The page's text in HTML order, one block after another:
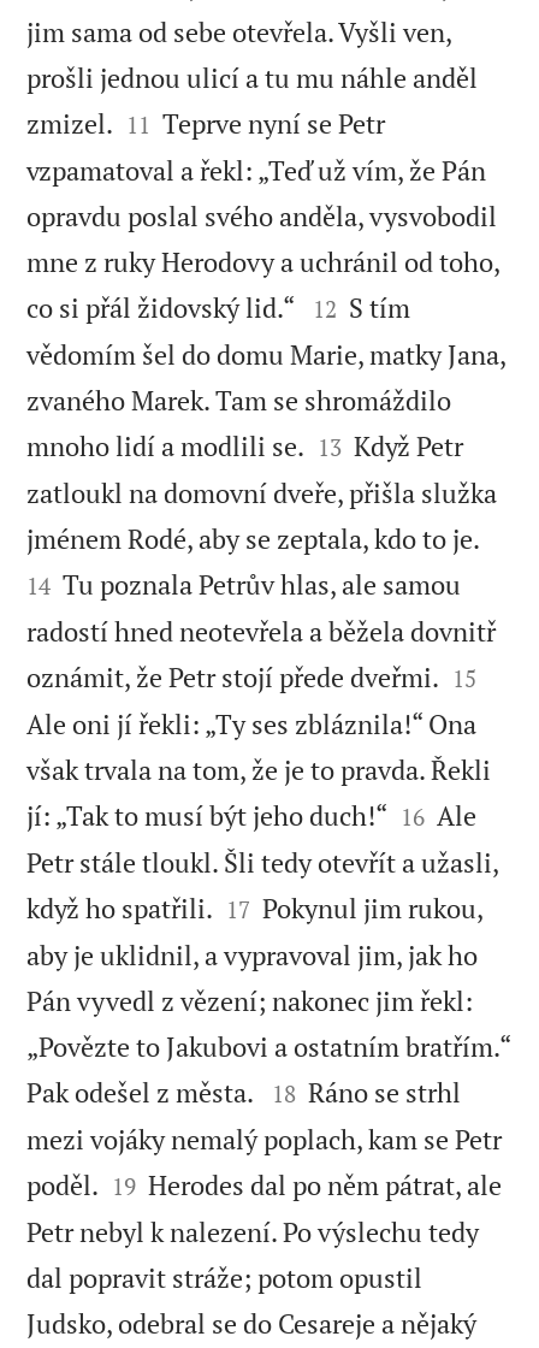
jim sama od sebe otevřela. Vyšli ven,
prošli jednou ulicí a tu mu náhle anděl
zmizel. 

11 Teprve nyní se Petr
vzpamatoval a řekl: „Teď už vím, že Pán
opravdu poslal svého anděla, vysvobodil
mne z ruky Herodovy a uchránil od toho,
co si přál židovský lid.“


12 S tím
vědomím šel do domu Marie, matky Jana,
zvaného Marek. Tam se shromáždilo
mnoho lidí a modlili se. 

13 Když Petr
zatloukl na domovní dveře, přišla služka
jménem Rodé, aby se zeptala, kdo to je.
14 Tu poznala Petrův hlas, ale samou
radostí hned neotevřela a běžela dovnitř
oznámit, že Petr stojí přede dveřmi. 

15
Ale oni jí řekli: „Ty ses zbláznila!“ Ona
však trvala na tom, že je to pravda. Řekli
jí: „Tak to musí být jeho duch!“ 

16 Ale
Petr stále tloukl. Šli tedy otevřít a užasli,
když ho spatřili. 

17 Pokynul jim rukou,
aby je uklidnil, a vypravoval jim, jak ho
Pán vyvedl z vězení; nakonec jim řekl:
„Povězte to Jakubovi a ostatním bratřím.“
Pak odešel z města.


18 Ráno se strhl
mezi vojáky nemalý poplach, kam se Petr
poděl. 

19 Herodes dal po něm pátrat, ale
Petr nebyl k nalezení. Po výslechu tedy
dal popravit stráže; potom opustil
Judsko, odebral se do Cesareje a nějaký